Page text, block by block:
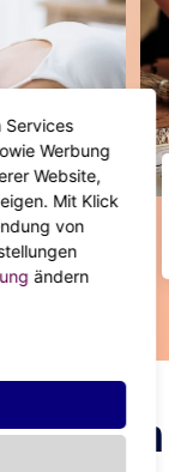
für das
Services
Werbung
Website,
Mit Klick
von
ändern